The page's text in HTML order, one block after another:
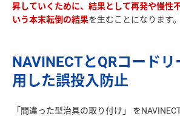
昇していくために、結果として再発や慢性
いう本末転倒の結果を生むことになります。
NAVINECTとQRコード
用した誤投入防止
「間違った型治具の取り付け」 を